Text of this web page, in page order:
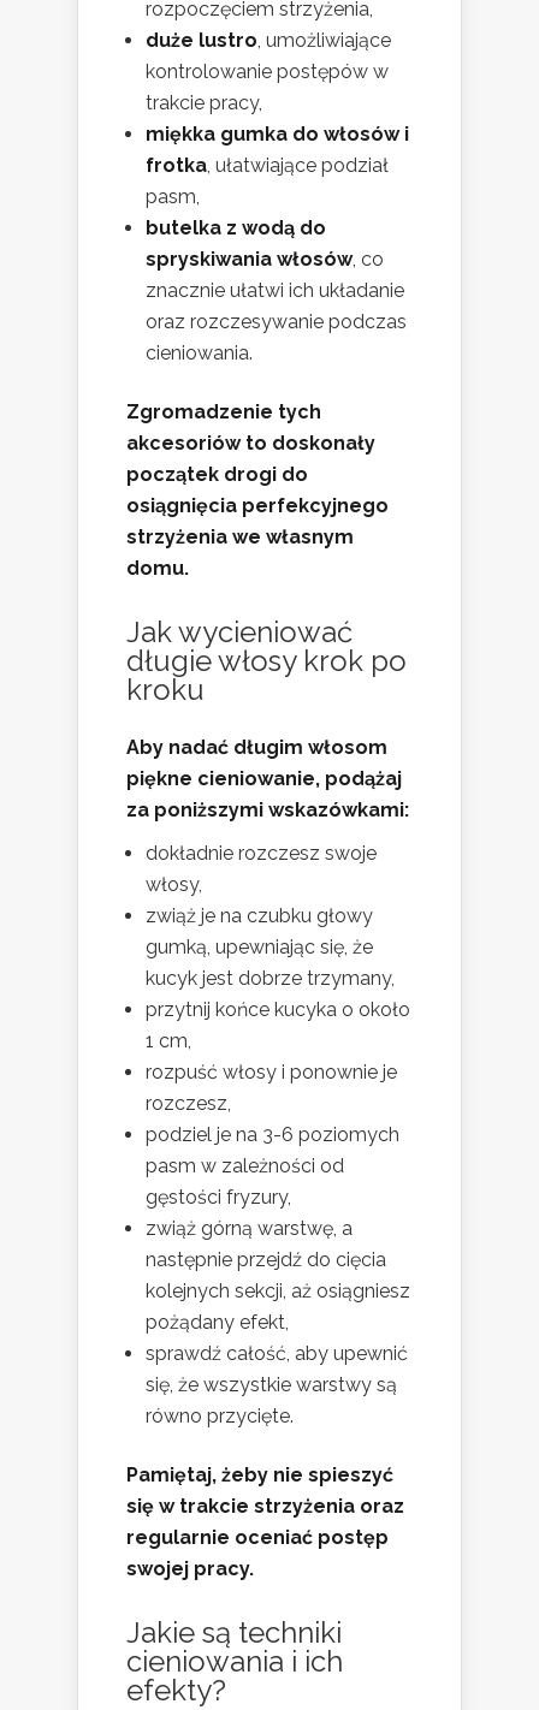
rozpoczęciem strzyżenia,
duże lustro, umożliwiające
kontrolowanie postępów w
trakcie pracy,
miękka gumka do włosów i
frotka, ułatwiające podział
pasm,
butelka z wodą do
spryskiwania włosów, co
znacznie ułatwi ich układanie
oraz rozczesywanie podczas
cieniowania.
Zgromadzenie tych
akcesoriów to doskonały
początek drogi do
osiągnięcia perfekcyjnego
strzyżenia we własnym
domu.
Jak wycieniować
długie włosy krok po
kroku
Aby nadać długim włosom
piękne cieniowanie, podążaj
za poniższymi wskazówkami:
dokładnie rozczesz swoje
włosy,
zwiąż je na czubku głowy
gumką, upewniając się, że
kucyk jest dobrze trzymany,
przytnij końce kucyka o około
1 cm,
rozpuść włosy i ponownie je
rozczesz,
podziel je na 3-6 poziomych
pasm w zależności od
gęstości fryzury,
zwiąż górną warstwę, a
następnie przejdź do cięcia
kolejnych sekcji, aż osiągniesz
pożądany efekt,
sprawdź całość, aby upewnić
się, że wszystkie warstwy są
równo przycięte.
Pamiętaj, żeby nie spieszyć
się w trakcie strzyżenia oraz
regularnie oceniać postęp
swojej pracy.
Jakie są techniki
cieniowania i ich
efekty?